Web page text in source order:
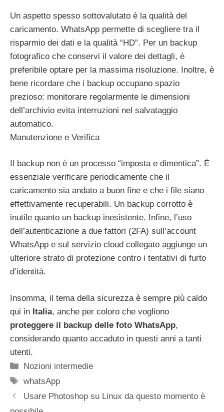
Un aspetto spesso sottovalutato è la qualità del
caricamento. WhatsApp permette di scegliere tra il
risparmio dei dati e la qualità “HD”. Per un backup
fotografico che conservi il valore dei dettagli, è
preferibile optare per la massima risoluzione. Inoltre, è
bene ricordare che i backup occupano spazio
prezioso: monitorare regolarmente le dimensioni
dell’archivio evita interruzioni nel salvataggio
automatico.
Manutenzione e Verifica
Il backup non è un processo “imposta e dimentica”. È
essenziale verificare periodicamente che il
caricamento sia andato a buon fine e che i file siano
effettivamente recuperabili. Un backup corrotto è
inutile quanto un backup inesistente. Infine, l’uso
dell’autenticazione a due fattori (2FA) sull’account
WhatsApp e sul servizio cloud collegato aggiunge un
ulteriore strato di protezione contro i tentativi di furto
d’identità.
Insomma, il tema della sicurezza è sempre più caldo
qui in Italia, anche per coloro che vogliono
proteggere il backup delle foto WhatsApp,
considerando quanto accaduto in questi anni a tanti
utenti.
Categorie
Nozioni intermedie
Tag
whatsApp
Usare Photoshop su Linux da questo momento è